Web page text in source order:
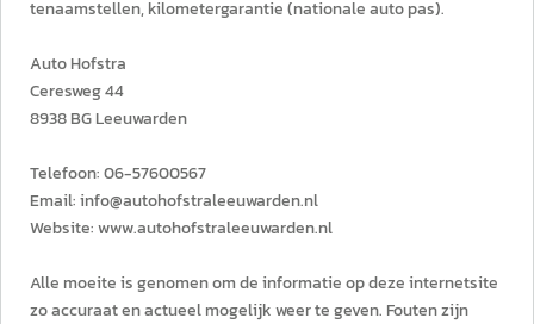
tenaamstellen, kilometergarantie (nationale auto pas).
Auto Hofstra
Ceresweg 44
8938 BG Leeuwarden
Telefoon: 06-57600567
Email: info@autohofstraleeuwarden.nl
Website: www.autohofstraleeuwarden.nl
Alle moeite is genomen om de informatie op deze internetsite
zo accuraat en actueel mogelijk weer te geven. Fouten zijn